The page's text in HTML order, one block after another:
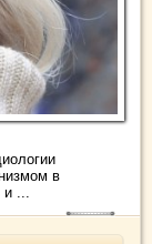
в
...